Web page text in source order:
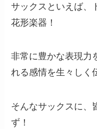
サックスといえば、
花形楽器！
非常に豊かな表現力
れる感情を生々しく
そんなサックスに、
ず！